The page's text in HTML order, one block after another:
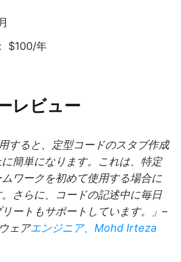
： $100/年
レビュー
すると、定型コードのスタブ作成
簡単になります。これは、特定
ワークを初めて使用する場合に
さらに、コードの記述中に毎日
ートもサポートしています。」 –
ェアエンジニア、Mohd Irteza